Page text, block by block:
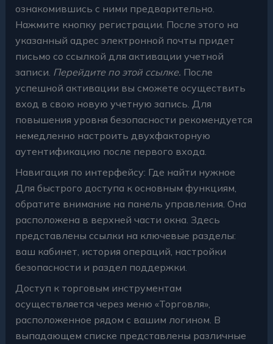
ознакомившись с ними предварительно.
Нажмите кнопку регистрации. После этого на
указанный адрес электронной почты придет
письмо со ссылкой для активации учетной
записи. Перейдите по этой ссылке. После
успешной активации вы сможете осуществить
вход в свою новую учетную запись. Для
повышения уровня безопасности рекомендуется
немедленно настроить двухфакторную
аутентификацию после первого входа.
Навигация по интерфейсу: Где найти нужное
Для быстрого доступа к основным функциям,
обратите внимание на панель управления. Она
расположена в верхней части окна. Здесь
представлены ссылки на ключевые разделы:
ваш кабинет, история операций, настройки
безопасности и раздел поддержки.
Доступ к торговым инструментам
осуществляется через меню «Торговля»,
расположенное рядом с вашим логином. В
выпадающем списке представлены различные